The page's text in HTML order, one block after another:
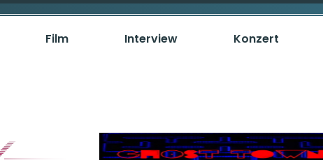
Film Interview Konzert